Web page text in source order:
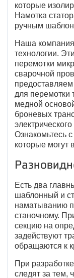
которые
Намотка
ручным
Наша
технологии.
перемотки
сварочной
для перемотки
медной
броневых
Ознакомьтесь
которые могут
Есть два
шаблонный и
наматыванию
станочному.
секцию на
задействуют
обращаются к
При
следят за тем,